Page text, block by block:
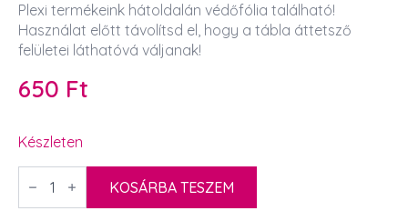
Plexi termékeink hátoldalán védőfólia található!
Használat előtt távolítsd el, hogy a tábla áttetsző
felületei láthatóvá váljanak!
650 Ft
Készleten
Szeretlek
szív
KOSÁRBA TESZEM